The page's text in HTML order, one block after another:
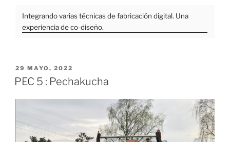
Integrando varias técnicas de fabricación digital. Una
experiencia de co-diseño.
PUBLICADO
EL
29 MAYO, 2022
PEC 5 : Pechakucha